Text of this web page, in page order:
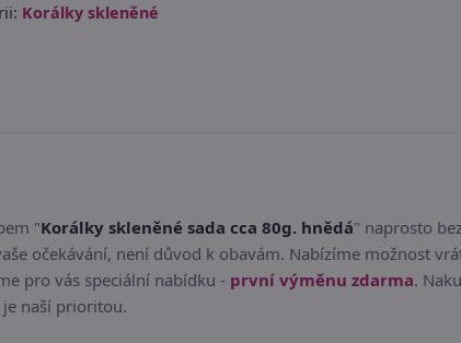
Korálky skleněné
"Korálky skleněné sada cca 80g. hnědá" naprosto
očekávání, není důvod k obavám. Nabízíme možnost
pro vás speciální nabídku - první výměnu zdarma.
naší prioritou.